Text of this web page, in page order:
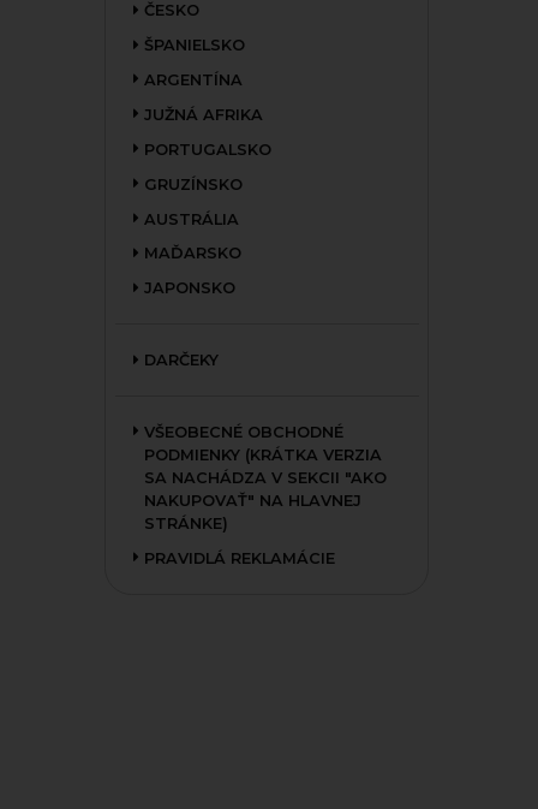
ČESKO
ŠPANIELSKO
ARGENTÍNA
JUŽNÁ AFRIKA
PORTUGALSKO
GRUZÍNSKO
AUSTRÁLIA
MAĎARSKO
JAPONSKO
DARČEKY
VŠEOBECNÉ OBCHODNÉ
PODMIENKY (KRÁTKA VERZIA
SA NACHÁDZA V SEKCII "AKO
NAKUPOVAŤ" NA HLAVNEJ
STRÁNKE)
PRAVIDLÁ REKLAMÁCIE